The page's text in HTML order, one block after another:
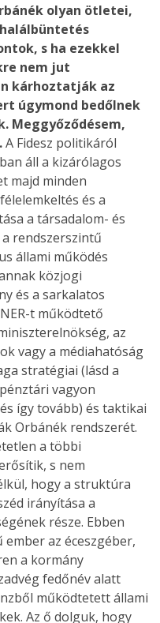
olyan ötletei,
s ha ezekkel
nem jut
kárhoztatják az
úgymond bedőlnek
Meggyőződésem,
A Fidesz politikáról
áll a kizárólagos
majd minden
és a
a társadalom- és
rendszerszintű
állami működés
közjogi
és a sarkalatos
t működtető
az
vagy a médiahatóság
stratégiai (lásd a
vagyon
így tovább) és taktikai
Orbánék rendszerét.
a többi
s nem
hogy a struktúra
irányítása a
része. Ebben
az éceszgéber,
a kormány
fedőnév alatt
működtetett állami
Az ő dolguk, hogy